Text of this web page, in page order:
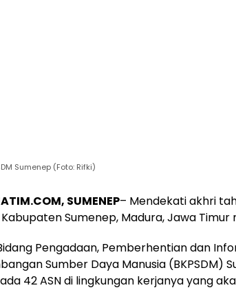
Sumenep (Foto: Rifki)
SUMENEP– Mendekati akhri
Kabupaten Sumenep, Madura, Jawa Timur
Pengadaan, Pemberhentian dan
Sumber Daya Manusia (BKPSDM)
42 ASN di lingkungan kerjanya yang